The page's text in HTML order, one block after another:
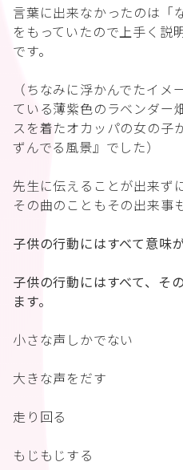
言葉に出来なかったのは「
をもっていたので上手く説
です。
（ちなみに浮かんでたイ
ている薄紫色のラベンダー
スを着たオカッパの女の子
ずんでる風景』でした）
先生に伝えることが出来ず
その曲のこともその出来事
子供の行動にはすべて意味
子供の行動にはすべて、そ
ます。
小さな声しかでない
大きな声をだす
走り回る
もじもじする